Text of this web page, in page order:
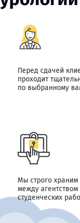
Перед сдачей
проходит
по выбранному
Мы строго храним
между
студенческих